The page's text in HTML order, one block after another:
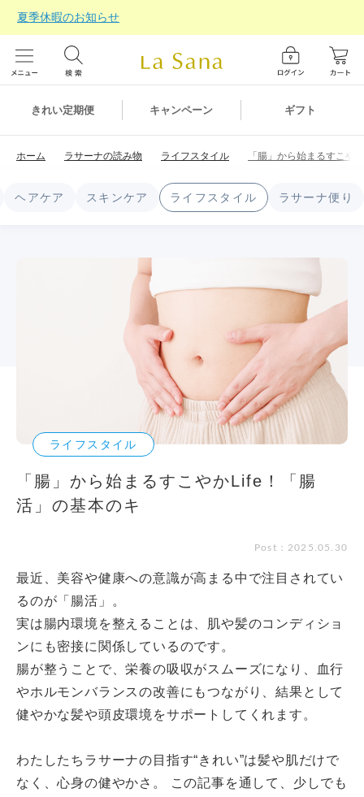
きれい定期便 キャンペーン ギフト
夏季休暇のお知らせ
ホーム ラサーナの読み物 ライフスタイル 「腸」から始まるすこや
ヘアケア スキンケア ライフスタイル ラサーナ便り
ライフスタイル
「腸」から始まるすこやかLife！「腸
活」の基本のキ
Post：2025.05.30
最近、美容や健康への意識が高まる中で注目されてい
るのが「腸活」。
実は腸内環境を整えることは、肌や髪のコンディショ
ンにも密接に関係しているのです。
腸が整うことで、栄養の吸収がスムーズになり、血行
やホルモンバランスの改善にもつながり、結果として
健やかな髪や頭皮環境をサポートしてくれます。
わたしたちラサーナの目指す“きれい”は髪や肌だけで
なく、心身の健やかさ。 この記事を通して、少しでも